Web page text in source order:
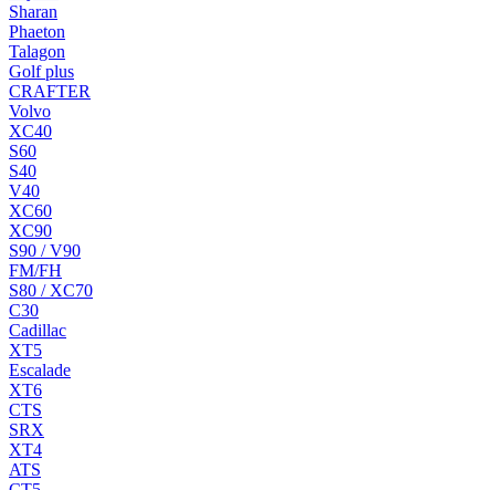
Sharan
Phaeton
Talagon
Golf plus
CRAFTER
Volvo
XC40
S60
S40
V40
XC60
XC90
S90 / V90
FM/FH
S80 / XC70
C30
Cadillac
XT5
Escalade
XT6
CTS
SRX
XT4
ATS